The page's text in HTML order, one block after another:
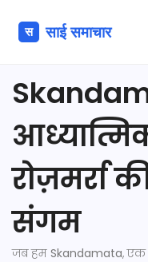
रोज़मर्रा
संगम
जब हम Skandamata,एक